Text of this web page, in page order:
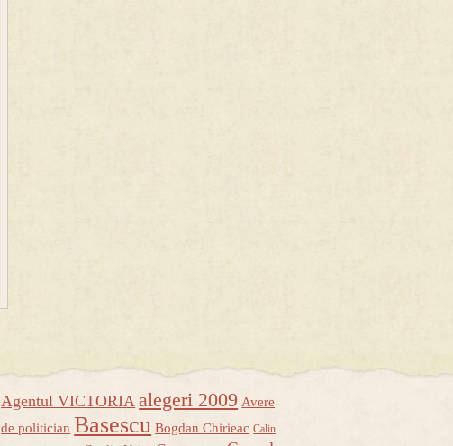
Agentul VICTORIA alegeri 2009 Avere
de politician Basescu Bogdan Chirieac Calin